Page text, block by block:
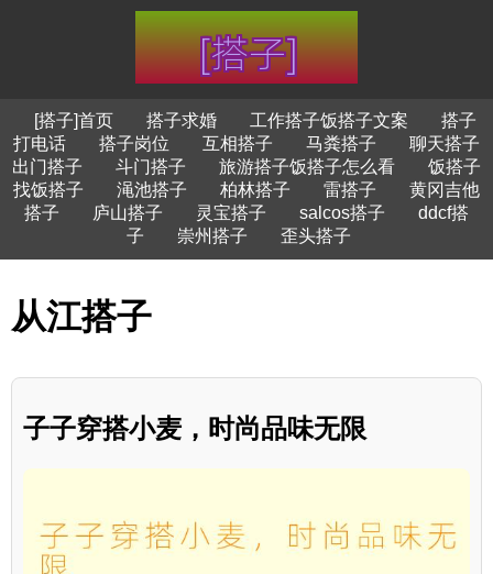
[搭子]首页 搭子求婚 工作搭子饭搭子文案
搭子
打电话
搭子岗位 互相搭子 马粪搭子
聊天搭子
出门搭子
斗门搭子 旅游搭子饭搭子怎么看
饭搭子
找饭搭子
渑池搭子 柏林搭子 雷搭子
黄冈吉他
搭子
庐山搭子 灵宝搭子 salcos搭子
ddcf搭
子
崇州搭子 歪头搭子
从江搭子
子子穿搭小麦，时尚品味无限